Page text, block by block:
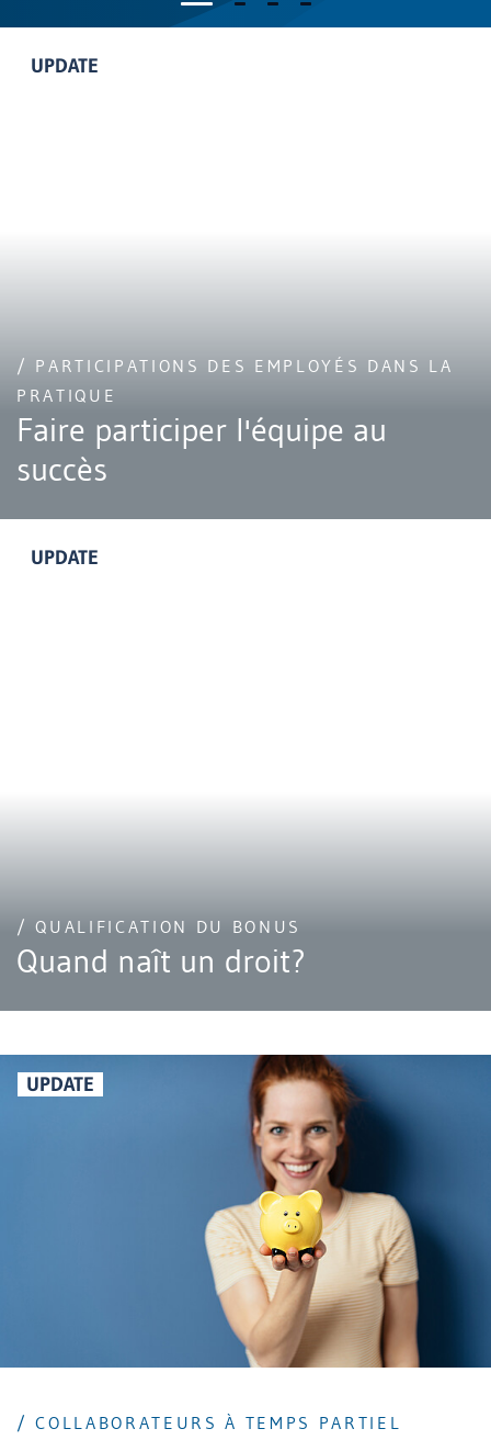
UPDATE
/ PARTICIPATIONS DES EMPLOYÉS DANS LA
PRATIQUE
Faire participer l'équipe au
succès
UPDATE
/ QUALIFICATION DU BONUS
Quand naît un droit?
UPDATE
/ COLLABORATEURS À TEMPS PARTIEL